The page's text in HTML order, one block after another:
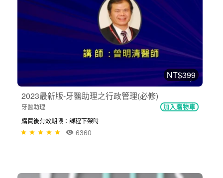
NT$399
2023最新版-牙醫助理之行政管理(必修)
牙醫助理 加入購物車
購買後有效期限：課程下架時
6360